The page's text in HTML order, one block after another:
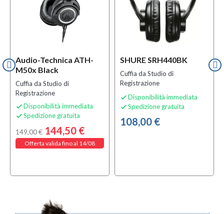
Audio-Technica ATH-
M50x Black
Cuffia da Studio di
Registrazione
 Disponibilità immediata
 Spedizione gratuita
149,00 € 144,50 €
Offerta valida fino al 14/08
SHURE SRH440BK
Cuffia da Studio di
Registrazione
 Disponibilità immediata
 Spedizione gratuita
108,00 €